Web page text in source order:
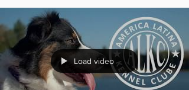
Seminário Internacional
Panamericano
Nosso diretor de cães de trabalho e esporte
Jorge Pereira esteve viajando pela America
Latina ministrando cursos e seminários sobre...